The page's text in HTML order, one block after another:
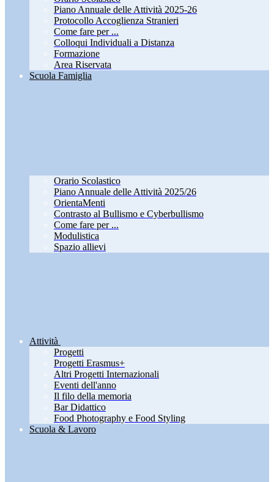
Piano Annuale delle Attività 2025-26
Protocollo Accoglienza Stranieri
Come fare per ...
Colloqui Individuali a Distanza
Formazione
Area Riservata
Scuola Famiglia
Orario Scolastico
Piano Annuale delle Attività 2025/26
OrientaMenti
Contrasto al Bullismo e Cyberbullismo
Come fare per ...
Modulistica
Spazio allievi
Attività
Progetti
Progetti Erasmus+
Altri Progetti Internazionali
Eventi dell'anno
Il filo della memoria
Bar Didattico
Food Photography e Food Styling
Scuola & Lavoro